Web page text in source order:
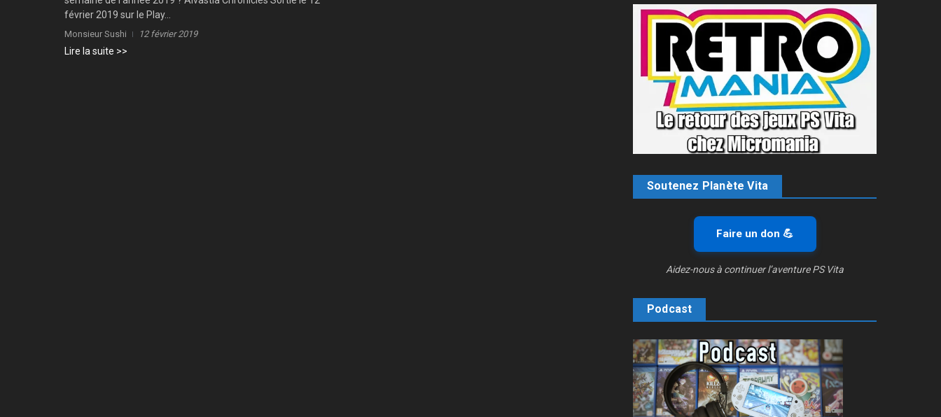
février 2019 sur le Play...
Monsieur Sushi 12 février 2019
Lire la suite >>
Soutenez Planète Vita
Faire un don 💪
Aidez-nous à continuer l’aventure PS Vita
Podcast